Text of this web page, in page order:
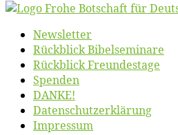
News­let­ter
Rück­blick Bibelseminare
Rück­blick Freundestage
Spen­den
DANKE!
Daten­schutz­er­klä­rung
Im­pres­sum